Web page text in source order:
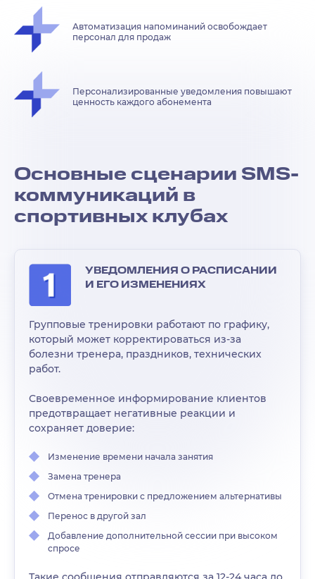
Автоматизация напоминаний освобождает
персонал для продаж
Персонализированные уведомления повышают
ценность каждого абонемента
Основные сценарии SMS-
коммуникаций в
спортивных клубах
УВЕДОМЛЕНИЯ О РАСПИСАНИИ
И ЕГО ИЗМЕНЕНИЯХ
Групповые тренировки работают по графику,
который может корректироваться из-за
болезни тренера, праздников, технических
работ.
Своевременное информирование клиентов
предотвращает негативные реакции и
сохраняет доверие:
Изменение времени начала занятия
Замена тренера
Отмена тренировки с предложением альтернативы
Перенос в другой зал
Добавление дополнительной сессии при высоком
спросе